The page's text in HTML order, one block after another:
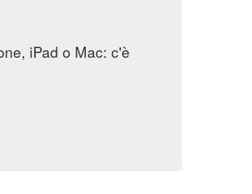
iPad o Mac: c'è